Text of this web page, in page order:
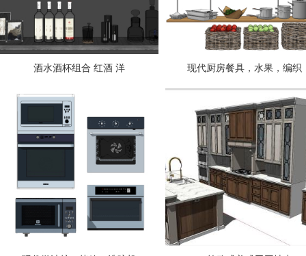
酒水酒杯组合 红酒 洋 现代厨房餐具，水果，编织